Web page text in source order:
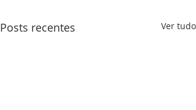
Posts recentes Ver tudo